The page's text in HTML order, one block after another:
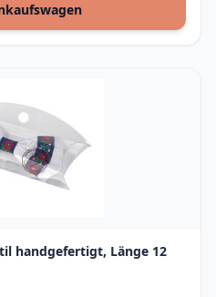
handgefertigt, Länge 12